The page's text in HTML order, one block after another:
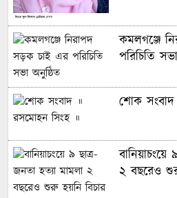
কমলগঞ্জে
পরিচিতি
শোক
২ বছরেও